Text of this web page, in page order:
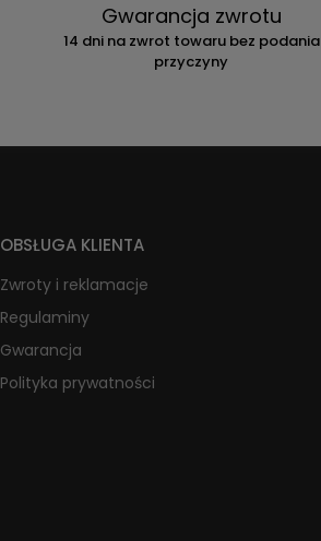
Gwarancja zwrotu
14 dni na zwrot towaru bez podania
przyczyny
OBSŁUGA KLIENTA
Zwroty i reklamacje
Regulaminy
Gwarancja
Polityka prywatności